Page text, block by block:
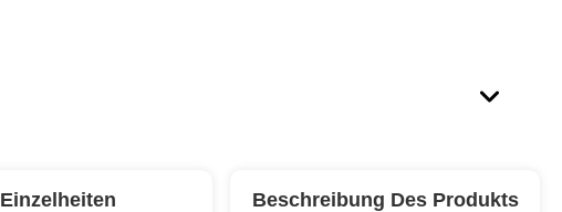
Einzelheiten Beschreibung Des Produkts